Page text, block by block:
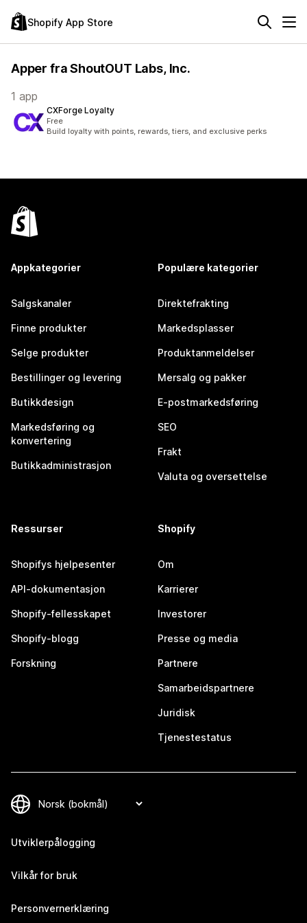
Shopify App Store
Apper fra ShoutOUT Labs, Inc.
1 app
CXForge Loyalty
Free
Build loyalty with points, rewards, tiers, and exclusive perks
Appkategorier
Salgskanaler
Finne produkter
Selge produkter
Bestillinger og levering
Butikkdesign
Markedsføring og
konvertering
Butikkadministrasjon
Populære kategorier
Direktefrakting
Markedsplasser
Produktanmeldelser
Mersalg og pakker
E-postmarkedsføring
SEO
Frakt
Valuta og oversettelse
Ressurser
Shopifys hjelpesenter
API-dokumentasjon
Shopify-fellesskapet
Shopify-blogg
Forskning
Shopify
Om
Karrierer
Investorer
Presse og media
Partnere
Samarbeidspartnere
Juridisk
Tjenestestatus
Utviklerpålogging
Vilkår for bruk
Personvernerklæring